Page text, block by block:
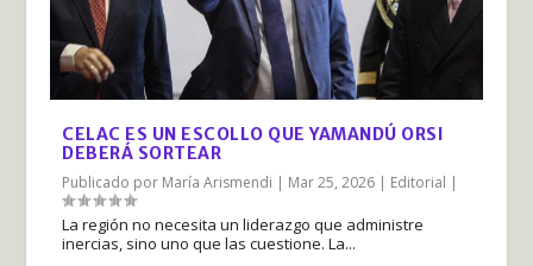
CELAC ES UN ESCOLLO QUE YAMANDÚ ORSI
DEBERÁ SORTEAR
Publicado por María Arismendi | Mar 25, 2026 | Editorial |
La región no necesita un liderazgo que administre
inercias, sino uno que las cuestione. La...